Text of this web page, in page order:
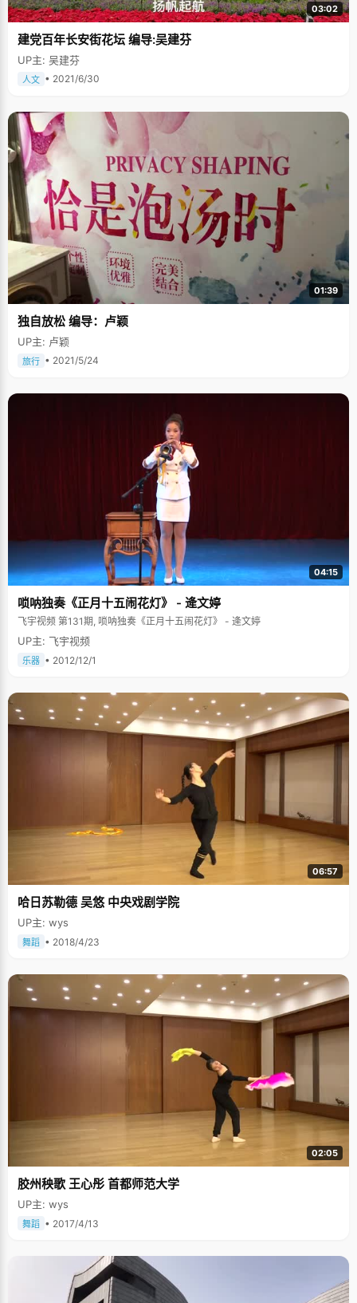
03:02
建党百年长安街花坛 编导:吴建芬
UP主: 吴建芬
人文 • 2021/6/30
01:39
独自放松 编导：卢颖
UP主: 卢颖
旅行 • 2021/5/24
04:15
唢呐独奏《正月十五闹花灯》 - 逄文婷
飞宇视频 第131期, 唢呐独奏《正月十五闹花灯》 - 逄文婷
UP主: 飞宇视频
乐器 • 2012/12/1
06:57
哈日苏勒德 吴悠 中央戏剧学院
UP主: wys
舞蹈 • 2018/4/23
02:05
胶州秧歌 王心彤 首都师范大学
UP主: wys
舞蹈 • 2017/4/13